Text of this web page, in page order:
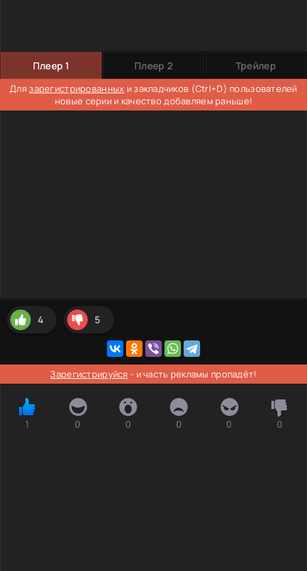
Плеер 1 Плеер 2 Трейлер
Длязарегистрированных и закладчиков (Ctrl+D) пользователей
новые серии и качество добавляем раньше!
4 5
Зарегистрируйся - и часть рекламы пропадёт!
1 0 0 0 0 0